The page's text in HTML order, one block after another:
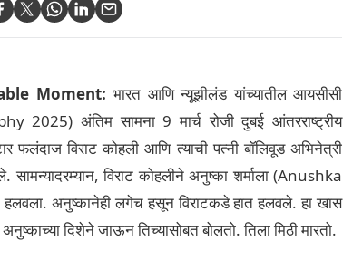
Moment: भारत आणि न्यूझीलंड यांच्यातील आयसीसी
2025) अंतिम सामना 9 मार्च रोजी दुबई आंतरराष्ट्रीय
विराट कोहली आणि त्याची पत्नी बॉलिवूड अभिनेत्री
विराट कोहलीने अनुष्का शर्माला (Anushka
अनुष्कानेही लगेच हसून विराटकडे हात हलवले. हा खास
दिशेने जाऊन तिच्यासोबत बोलतो. तिला मिठी मारतो.